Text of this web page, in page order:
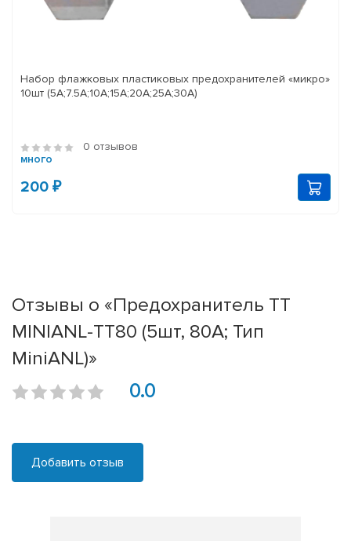
Набор флажковых пластиковых предохранителей «микро»
10шт (5А;7.5А;10А;15А;20А;25А;30А)
0 отзывов
много
200 ₽
Отзывы о «Предохранитель ТТ
MINIANL-ТТ80 (5шт, 80А; Тип
MiniANL)»
0.0
Добавить отзыв